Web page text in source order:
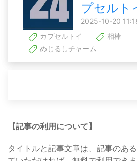
プセルト
2025-10-20
カプセルトイ
相棒
めじるしチャーム
【記事の利用について】
タイトルと記事文章は、記事のあ